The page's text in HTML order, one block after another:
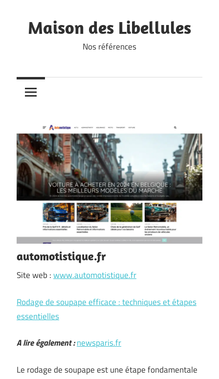
content
Maison des Libellules
Nos références
automotistique.fr
Site web :www.automotistique.fr
Rodage de soupape efficace : techniques et étapes
essentielles
A lire également :newsparis.fr
Le rodage de soupape est une étape fondamentale